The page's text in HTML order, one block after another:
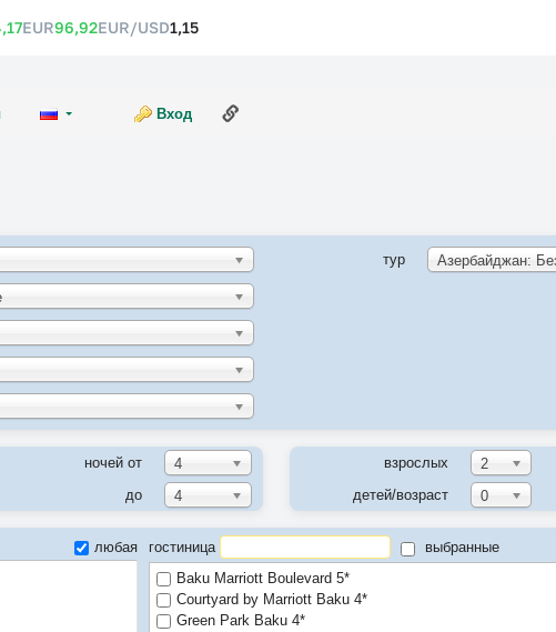
EUR96,92EUR/USD1,15
Вход
тур
ночей от
4
до 4
взрослых 2
детей/возраст
0
любая
гостиница выбранные
Baku Marriott Boulevard 5*
Courtyard by Marriott Baku 4*
Green Park Baku 4*